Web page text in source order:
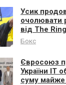
Усик
очолювати
від The Ring
Бокс
Євросоюз
України ІТ
суму майже